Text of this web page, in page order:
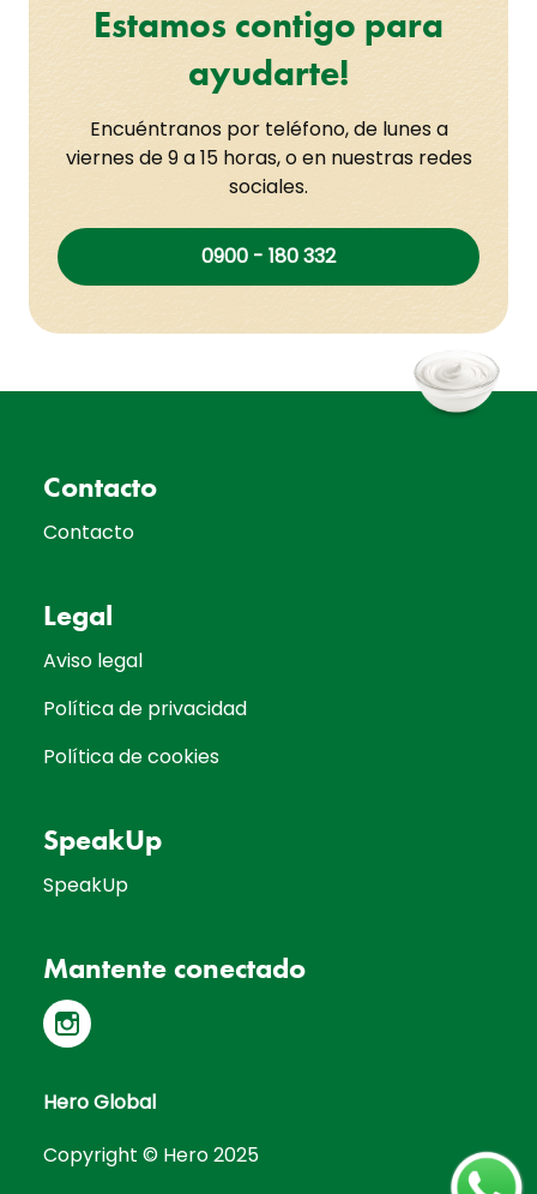
Estamos contigo para
ayudarte!
Encuéntranos por teléfono, de lunes a
viernes de 9 a 15 horas, o en nuestras redes
sociales.
0900 - 180 332
Contacto
Contacto
Legal
Aviso legal
Política de privacidad
Política de cookies
SpeakUp
SpeakUp
Mantente conectado
Hero Global
Copyright © Hero 2025